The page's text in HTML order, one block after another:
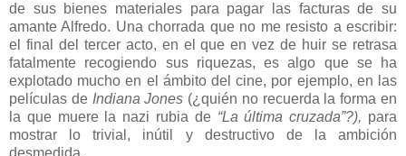
de sus bienes materiales para pagar las facturas de su
amante Alfredo. Una chorrada que no me resisto a escribir:
el final del tercer acto, en el que en vez de huir se retrasa
fatalmente recogiendo sus riquezas, es algo que se ha
explotado mucho en el ámbito del cine, por ejemplo, en las
películas de Indiana Jones (¿quién no recuerda la forma en
la que muere la nazi rubia de “La última cruzada”?), para
mostrar lo trivial, inútil y destructivo de la ambición